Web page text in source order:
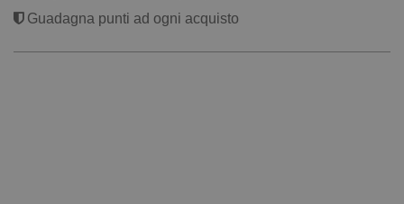
Guadagna punti ad ogni acquisto